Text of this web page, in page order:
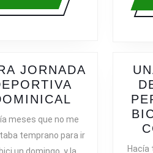
más
JORNADA
JORNADA
DEPORTIVA
DOMINICAL
meses que no me
temprano para ir
Hacía